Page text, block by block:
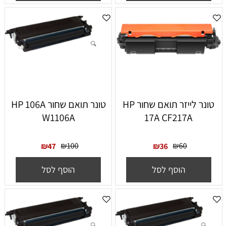
‏טונר ‏לייזר תואם שחור HP
17A CF217A
₪60
₪36
הוסף לסל
‏טונר תואם שחור HP 106A
W1106A
₪100
₪47
הוסף לסל